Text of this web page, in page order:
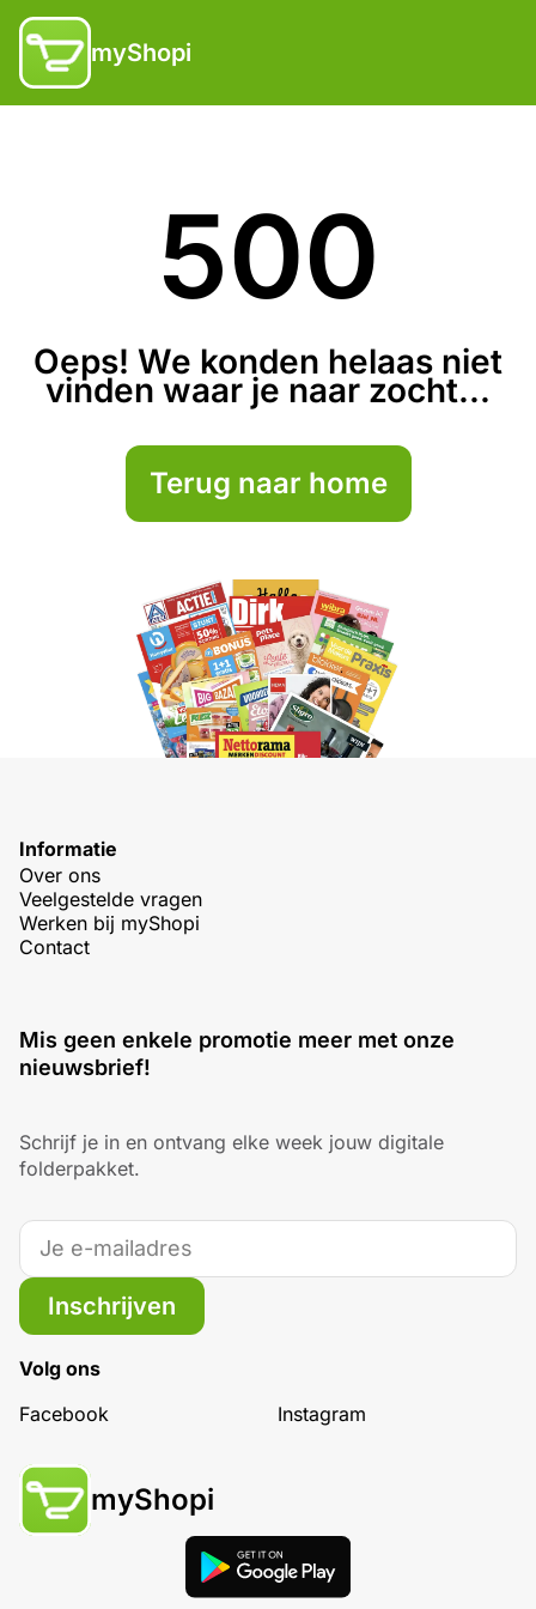
myShopi
500
Oeps! We konden helaas niet
vinden waar je naar zocht...
Terug naar home
Informatie
Over ons
Veelgestelde vragen
Werken bij myShopi
Contact
Mis geen enkele promotie meer met onze
nieuwsbrief!
Schrijf je in en ontvang elke week jouw digitale
folderpakket.
Inschrijven
Volg ons
Facebook
Instagram
myShopi